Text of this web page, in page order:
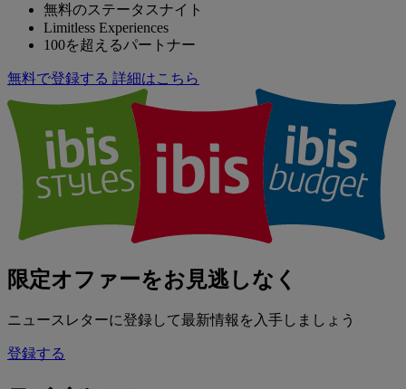
無料のステータスナイト
Limitless Experiences
100を超えるパートナー
無料で登録する 詳細はこちら
限定オファーをお見逃しなく
ニュースレターに登録して最新情報を入手しましょう
登録する